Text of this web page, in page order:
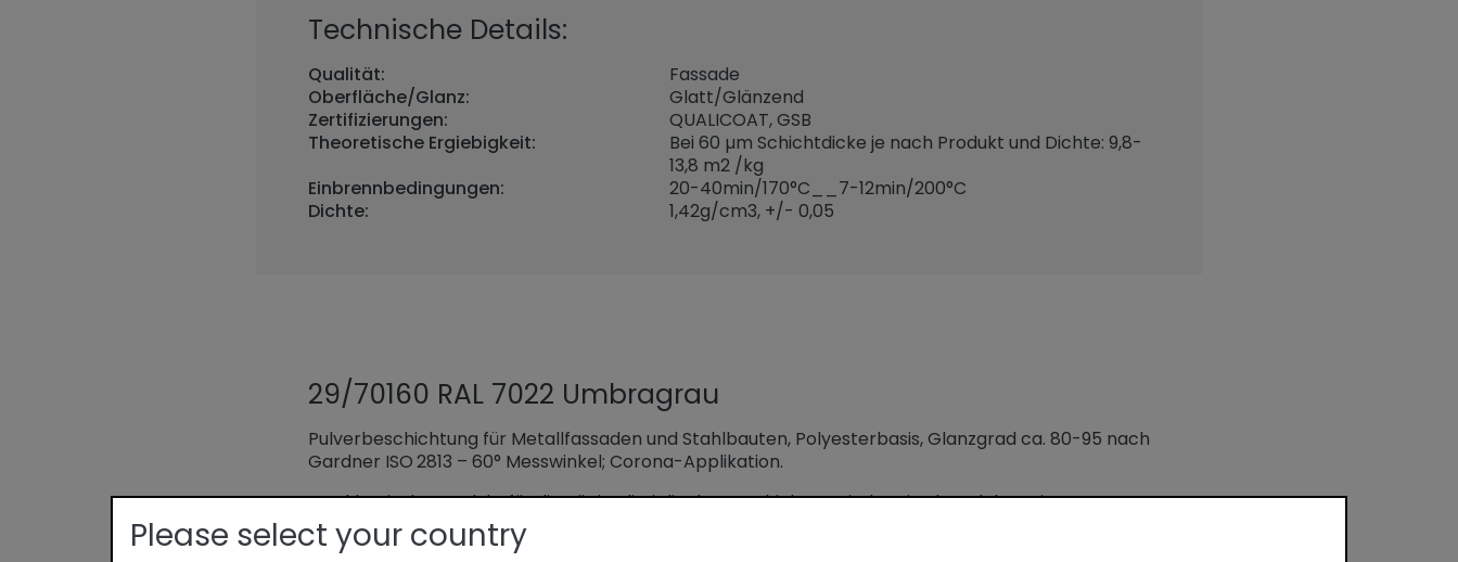
Technische Details:
Qualität:
Fassade
Oberfläche/Glanz:
Glatt/Glänzend
Zertifizierungen:
QUALICOAT, GSB
Theoretische Ergiebigkeit:
Bei 60 µm Schichtdicke je nach Produkt und Dichte: 9,8-
13,8 m2 /kg
Einbrennbedingungen:
20-40min/170°C__7-12min/200°C
Dichte:
1,42g/cm3, +/- 0,05
29/70160 RAL 7022 Umbragrau
Pulverbeschichtung für Metallfassaden und Stahlbauten, Polyesterbasis, Glanzgrad ca. 80-95 nach
Gardner ISO 2813 – 60° Messwinkel; Corona-Applikation.
Das klassische Produkt für die Königsdisziplin der Beschichtungsindustrie: dem dekorativen
Veredeln von Profilen und Blechen für Fassaden. Im Einschicht-Verfahren entstehen langlebige,
wetterfeste Oberflächen für den gewerblichen Objekt- und privaten Wohnbau in gemäßigten
Please select your country